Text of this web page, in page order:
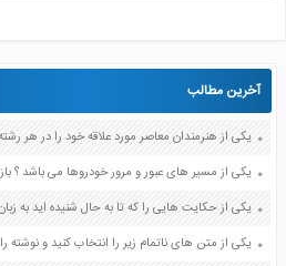
آخرین مطالب
یکی از مسیر های عبور و مرور خودروها می باشد ؟